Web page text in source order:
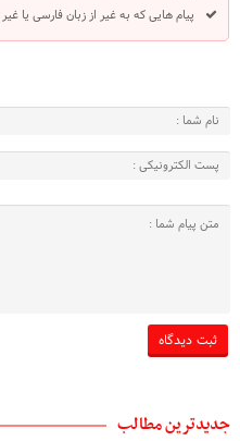
پیام هایی که به غیر از زبان فارسی یا
جدیدترین مطالب